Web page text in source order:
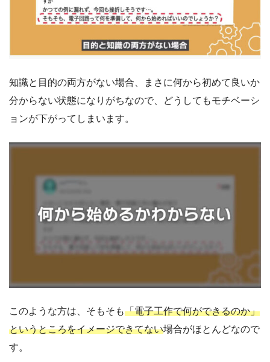
知識と目的の両方がない場合、まさに何から初めて良いか
分からない状態になりがちなので、どうしてもモチベーシ
ョンが下がってしまいます。
このような方は、そもそも「電子工作で何ができるのか」
というところをイメージできてない場合がほとんどなので
す。